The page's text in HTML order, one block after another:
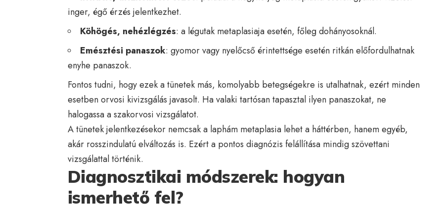
inger, égő érzés jelentkezhet.
Köhögés, nehézlégzés: a légutak metaplasiaja esetén, főleg dohányosoknál.
Emésztési panaszok: gyomor vagy nyelőcső érintettsége esetén ritkán előfordulhatnak
enyhe panaszok.
Fontos tudni, hogy ezek a tünetek más, komolyabb betegségekre is utalhatnak, ezért minden
esetben orvosi kivizsgálás javasolt. Ha valaki tartósan tapasztal ilyen panaszokat, ne
halogassa a szakorvosi vizsgálatot.
A tünetek jelentkezésekor nemcsak a laphám metaplasia lehet a háttérben, hanem egyéb,
akár rosszindulatú elváltozás is. Ezért a pontos diagnózis felállítása mindig szövettani
vizsgálattal történik.
Diagnosztikai módszerek: hogyan
ismerhető fel?